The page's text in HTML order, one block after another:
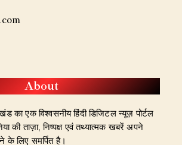
About
का एक विश्वसनीय हिंदी डिजिटल न्यूज़ पोर्टल
की ताज़ा, निष्पक्ष एवं तथ्यात्मक खबरें अपने
के लिए समर्पित है।